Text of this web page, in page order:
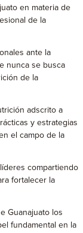
en materia de
de la
ante la
nunca se busca
de la
adscrito a
y estrategias
el campo de la
compartiendo
fortalecer la
Guanajuato los
fundamental en la